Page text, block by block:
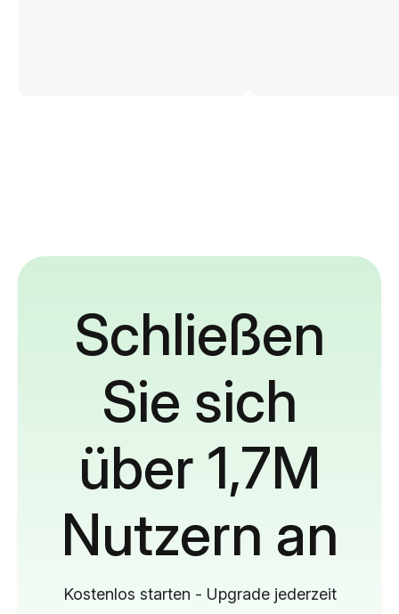
Schließen
Sie sich
über 1,7M
Nutzern an
Kostenlos starten - Upgrade jederzeit